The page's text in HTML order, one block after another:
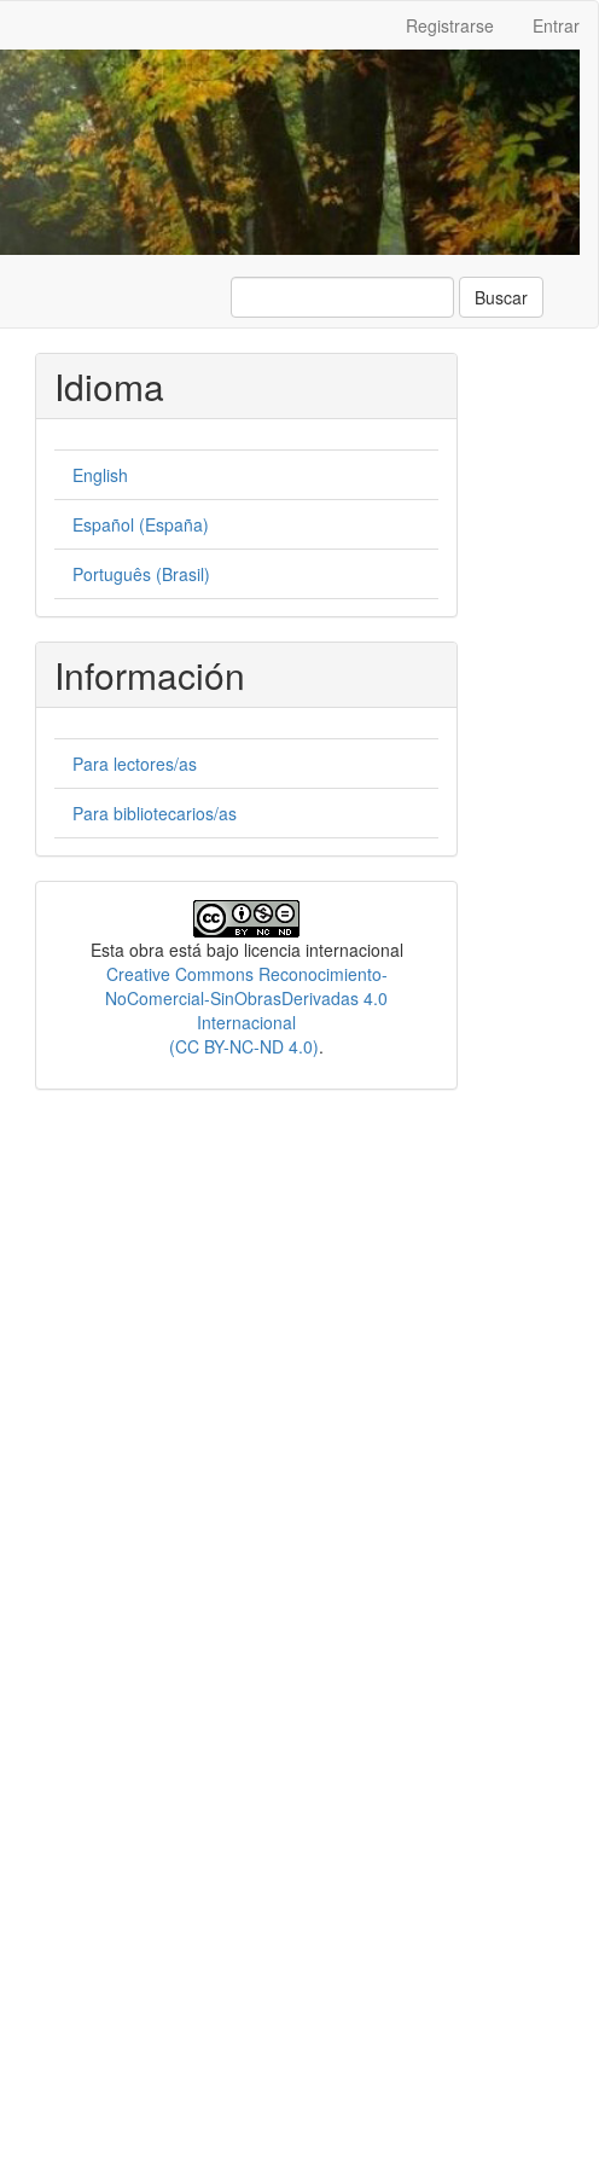
Registrarse Entrar
Buscar
Idioma
English
Español (España)
Português (Brasil)
Información
Para lectores/as
Para bibliotecarios/as
Esta obra está bajo licencia internacional
Creative Commons Reconocimiento-
NoComercial-SinObrasDerivadas 4.0
Internacional
(CC BY-NC-ND 4.0).